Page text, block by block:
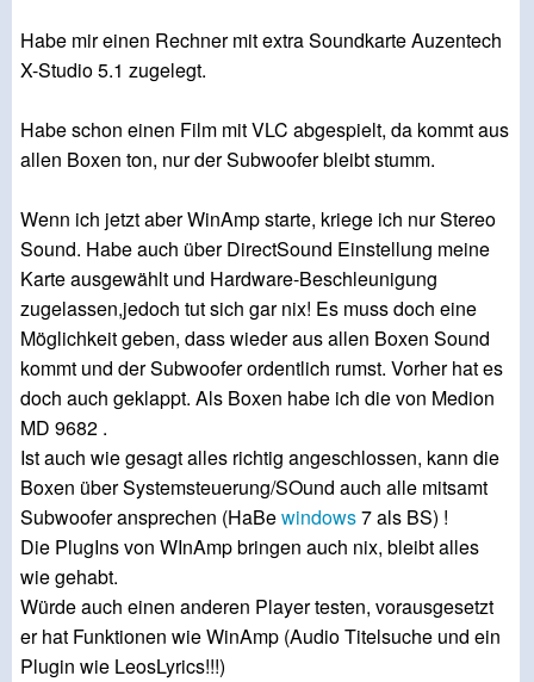
Habe mir einen Rechner mit extra Soundkarte Auzentech
X-Studio 5.1 zugelegt.
Habe schon einen Film mit VLC abgespielt, da kommt aus
allen Boxen ton, nur der Subwoofer bleibt stumm.
Wenn ich jetzt aber WinAmp starte, kriege ich nur Stereo
Sound. Habe auch über DirectSound Einstellung meine
Karte ausgewählt und Hardware-Beschleunigung
zugelassen,jedoch tut sich gar nix! Es muss doch eine
Möglichkeit geben, dass wieder aus allen Boxen Sound
kommt und der Subwoofer ordentlich rumst. Vorher hat es
doch auch geklappt. Als Boxen habe ich die von Medion
MD 9682 .
Ist auch wie gesagt alles richtig angeschlossen, kann die
Boxen über Systemsteuerung/SOund auch alle mitsamt
Subwoofer ansprechen (HaBewindows7 als BS) !
Die PlugIns von WInAmp bringen auch nix, bleibt alles
wie gehabt.
Würde auch einen anderen Player testen, vorausgesetzt
er hat Funktionen wie WinAmp (Audio Titelsuche und ein
Plugin wie LeosLyrics!!!)